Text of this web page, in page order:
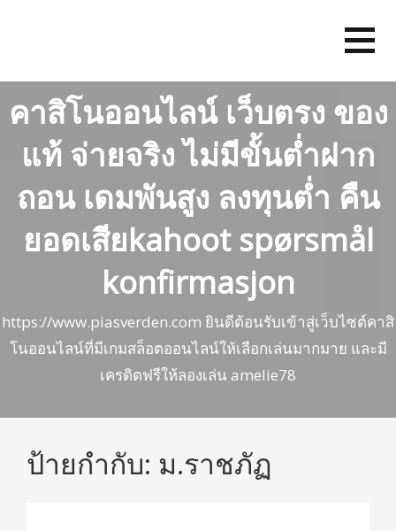
คาสิโนออนไลน์ เว็บตรง ของ
แท้ จ่ายจริง ไม่มีขั้นต่ำฝาก
ถอน เดมพันสูง ลงทุนต่ำ คืน
ยอดเสียkahoot spørsmål
konfirmasjon
https://www.piasverden.com ยินดีต้อนรับเข้าสู่เว็บไซต์คาสิ
โนออนไลน์ที่มีเกมสล็อตออนไลน์ให้เลือกเล่นมากมาย และมี
เครดิตฟรีให้ลองเล่น amelie78
ป้ายกำกับ: ม.ราชภัฏ